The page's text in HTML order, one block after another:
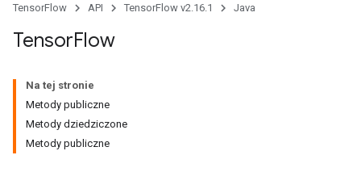
TensorFlow API TensorFlow v2.16.1 Java
TensorFlow
Na tej stronie
Metody publiczne
Metody dziedziczone
Metody publiczne